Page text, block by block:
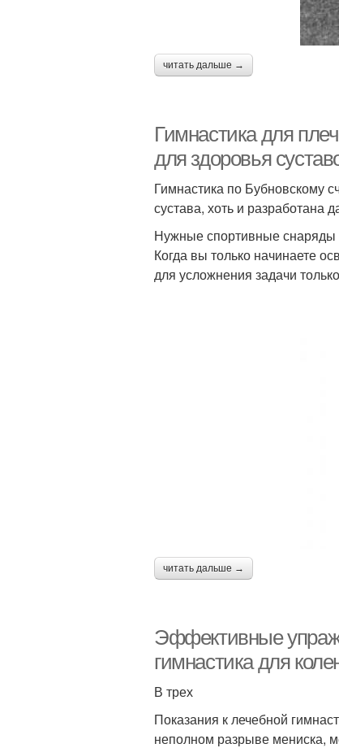
читать дальше →
Гимнастика для
для здоровья
Гимнастика по Бубновскому
сустава, хоть и
Нужные спортивные снаряды
Когда вы только начинаете
для усложнения задачи
читать дальше →
Эффективные
гимнастика для
В трех
Показания к лечебной
неполном разрыве мениска,